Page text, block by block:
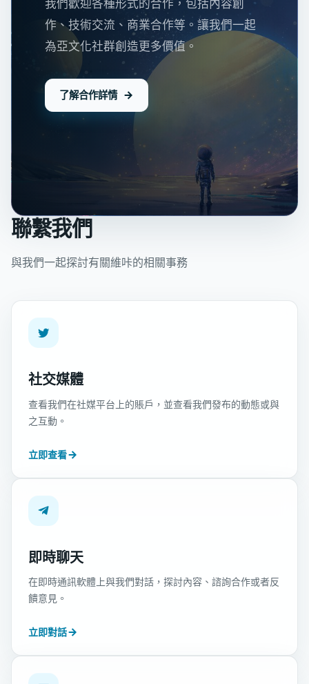
作、技術交流、商業合作等。讓我們一起
為亞文化社群創造更多價值。
了解合作詳情
聯繫我們
與我們一起探討有關維咔的相關事務
社交媒體
查看我們在社媒平台上的賬戶，並查看我們發布的動態或與
之互動。
立即查看
即時聊天
在即時通訊軟體上與我們對話，探討內容、諮詢合作或者反
饋意見。
立即對話